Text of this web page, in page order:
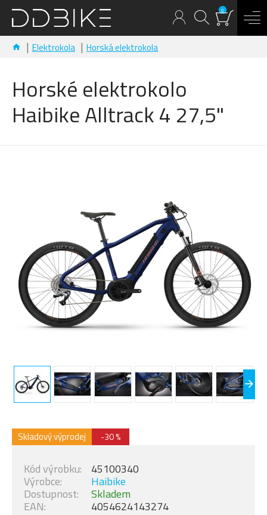
0
Elektrokola Horská elektrokola
Horské elektrokolo
Haibike Alltrack 4 27,5"
Skladový výprodej -30 %
Dostupnost: Skladem
Výrobce: Haibike
Kód výrobku: 45100340
EAN: 4054624143274